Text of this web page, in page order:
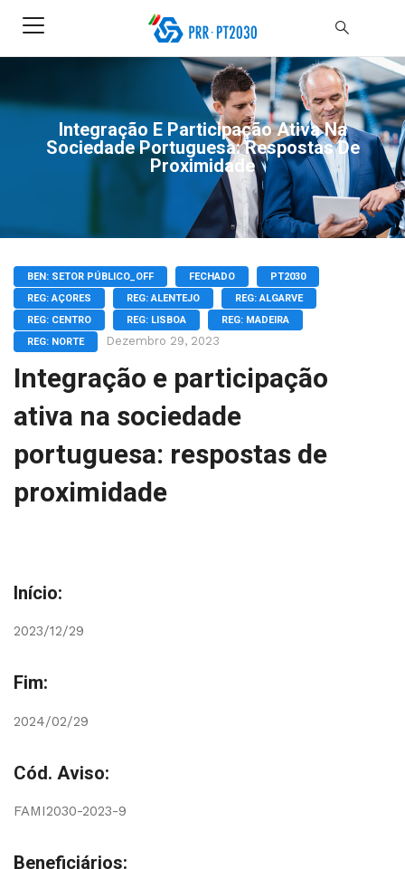
Integração E Participação Ativa Na
Sociedade Portuguesa: Respostas De
Proximidade
BEN: SETOR PÚBLICO_OFF FECHADO
PT2030
REG: AÇORES
REG: ALENTEJO
REG: ALGARVE
REG: CENTRO
REG: LISBOA
REG: MADEIRA
REG: NORTE
Dezembro 29, 2023
Integração e participação
ativa na sociedade
portuguesa: respostas de
proximidade
Início:
2023/12/29
Fim:
2024/02/29
Cód. Aviso:
FAMI2030-2023-9
Beneficiários: